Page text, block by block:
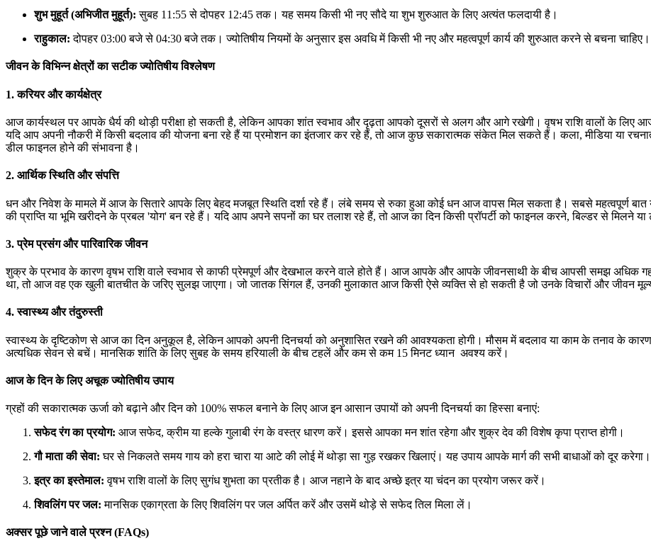
शुभ मुहूर्त (अभिजीत मुहूर्त): सुबह 11:55 से दोपहर 12:45 तक। यह समय किसी भी नए सौदे या शुभ शुरुआत के लिए अत्यंत फलदायी है।
राहुकाल: दोपहर 03:00 बजे से 04:30 बजे तक। ज्योतिषीय नियमों के अनुसार इस अवधि में किसी भी नए और महत्वपूर्ण कार्य की शुरुआत करने से बचना चाहिए।
जीवन के विभिन्न क्षेत्रों का सटीक ज्योतिषीय विश्लेषण
1. करियर और कार्यक्षेत्र
आज कार्यस्थल पर आपके धैर्य की थोड़ी परीक्षा हो सकती है, लेकिन आपका शांत स्वभाव और दृढ़ता आपको दूसरों से अलग और आगे रखेगी। वृषभ राशि वालों के लिए
यदि आप अपनी नौकरी में किसी बदलाव की योजना बना रहे हैं या प्रमोशन का इंतजार कर रहे हैं, तो आज कुछ सकारात्मक संकेत मिल सकते हैं। कला, मीडिया या
डील फाइनल होने की संभावना है।
2. आर्थिक स्थिति और संपत्ति
धन और निवेश के मामले में आज के सितारे आपके लिए बेहद मजबूत स्थिति दर्शा रहे हैं। लंबे समय से रुका हुआ कोई धन आज वापस मिल सकता है। सबसे महत्वपूर्ण बात
की प्राप्ति या भूमि खरीदने के प्रबल 'योग' बन रहे हैं। यदि आप अपने सपनों का घर तलाश रहे हैं, तो आज का दिन किसी प्रॉपर्टी को फाइनल करने, बिल्डर से मिलने
3. प्रेम प्रसंग और पारिवारिक जीवन
शुक्र के प्रभाव के कारण वृषभ राशि वाले स्वभाव से काफी प्रेमपूर्ण और देखभाल करने वाले होते हैं। आज आपके और आपके जीवनसाथी के बीच आपसी समझ अधिक
था, तो आज वह एक खुली बातचीत के जरिए सुलझ जाएगा। जो जातक सिंगल हैं, उनकी मुलाकात आज किसी ऐसे व्यक्ति से हो सकती है जो उनके विचारों और जीवन
4. स्वास्थ्य और तंदुरुस्ती
स्वास्थ्य के दृष्टिकोण से आज का दिन अनुकूल है, लेकिन आपको अपनी दिनचर्या को अनुशासित रखने की आवश्यकता होगी। मौसम में बदलाव या काम के तनाव के
अत्यधिक सेवन से बचें। मानसिक शांति के लिए सुबह के समय हरियाली के बीच टहलें और कम से कम 15 मिनट ध्यान अवश्य करें।
आज के दिन के लिए अचूक ज्योतिषीय उपाय
ग्रहों की सकारात्मक ऊर्जा को बढ़ाने और दिन को 100% सफल बनाने के लिए आज इन आसान उपायों को अपनी दिनचर्या का हिस्सा बनाएं:
सफेद रंग का प्रयोग: आज सफेद, क्रीम या हल्के गुलाबी रंग के वस्त्र धारण करें। इससे आपका मन शांत रहेगा और शुक्र देव की विशेष कृपा प्राप्त होगी।
गौ माता की सेवा: घर से निकलते समय गाय को हरा चारा या आटे की लोई में थोड़ा सा गुड़ रखकर खिलाएं। यह उपाय आपके मार्ग की सभी बाधाओं को दूर करेगा।
इत्र का इस्तेमाल: वृषभ राशि वालों के लिए सुगंध शुभता का प्रतीक है। आज नहाने के बाद अच्छे इत्र या चंदन का प्रयोग जरूर करें।
शिवलिंग पर जल: मानसिक एकाग्रता के लिए शिवलिंग पर जल अर्पित करें और उसमें थोड़े से सफेद तिल मिला लें।
अक्सर पूछे जाने वाले प्रश्न (FAQs)